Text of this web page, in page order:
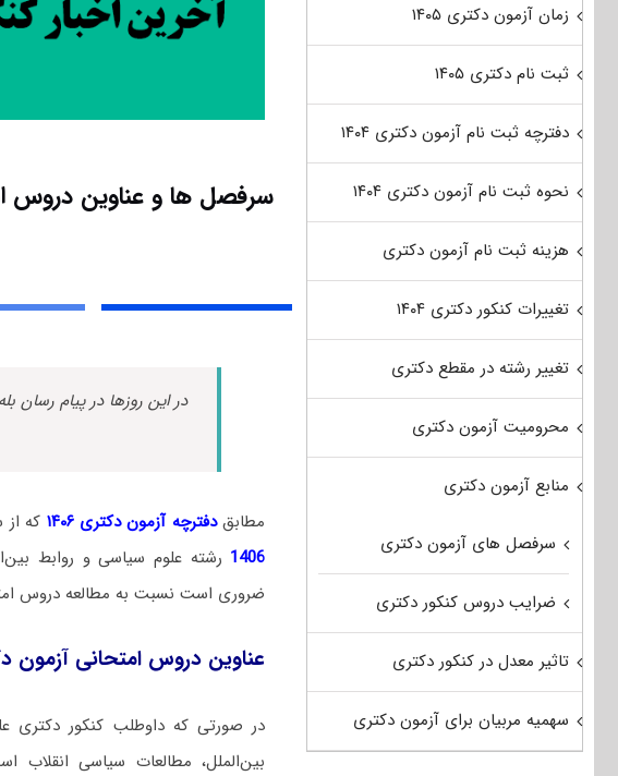
سرفصل ها و عناوین دروس
در این روزها در پیام رسان
مطابق دفترچه آزمون دکتری ۱۴۰۶ که
1406 رشته علوم سیاسی و روابط
ضروری است نسبت به مطالعه دروس
عناوین دروس امتحانی آزمون
در صورتی که داوطلب کنکور دکتری
بین‌الملل، مطالعات سیاسی انقلاب
زمان آزمون دکتری ۱۴۰۵
ثبت نام دکتری ۱۴۰۵
دفترچه ثبت نام آزمون دکتری ۱۴۰۴
نحوه ثبت نام آزمون دکتری ۱۴۰۴
هزینه ثبت نام آزمون دکتری
تغییرات کنکور دکتری ۱۴۰۴
تغییر رشته در مقطع دکتری
محرومیت آزمون دکتری
منابع آزمون دکتری
سرفصل های آزمون دکتری
ضرایب دروس کنکور دکتری
تاثیر معدل در کنکور دکتری
سهمیه مربیان برای آزمون دکتری